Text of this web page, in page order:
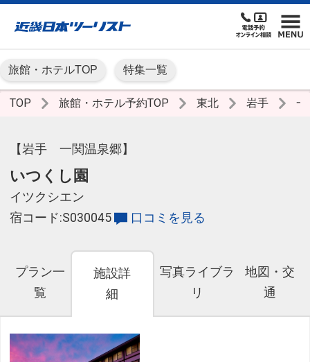
旅館・ホテルTOP 特集一覧
TOP 旅館・ホテル予約TOP 東北 岩手
【岩手 一関温泉郷】
いつくし園
イツクシエン
宿コード:S030045
口コミを見る
プラン一
覧
施設詳
細
写真ライブラ
リ
地図・交
通